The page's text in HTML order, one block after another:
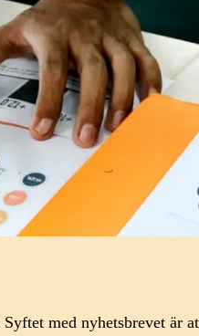
med nyhetsbrevet